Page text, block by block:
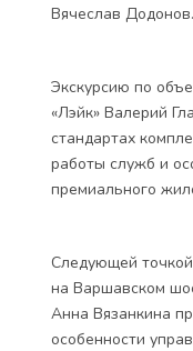
Вячеслав Додонов.
Экскурсию по
«Лэйк» Валерий
стандартах
работы служб и
премиального
Следующей
на Варшавском
Анна Вязанкина
особенности